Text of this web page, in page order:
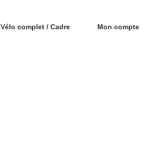
Vélo complet / Cadre Mon compte